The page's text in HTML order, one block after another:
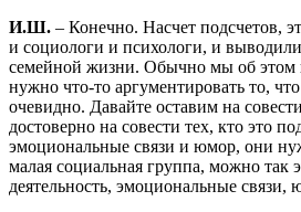
И.Ш. – Конечно. Насчет подсчетов,
и социологи и психологи, и
семейной жизни. Обычно мы об этом
нужно что-то аргументировать то,
очевидно. Давайте оставим на
достоверно на совести тех, кто это
эмоциональные связи и юмор, они
малая социальная группа, можно так
деятельность, эмоциональные связи,